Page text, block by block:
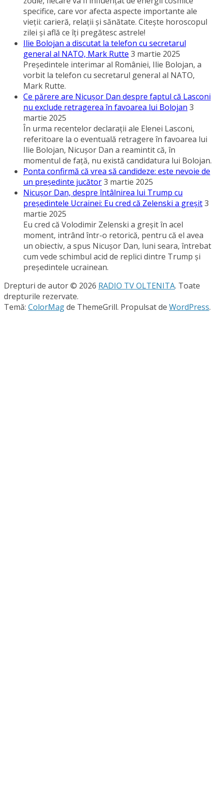
specifice, care vor afecta aspecte importante ale
vieţii: carieră, relaţii şi sănătate. Citeşte horoscopul
zilei şi află ce îţi pregătesc astrele!
Ilie Bolojan a discutat la telefon cu secretarul
general al NATO, Mark Rutte 3 martie 2025
Preşedintele interimar al României, Ilie Bolojan, a
vorbit la telefon cu secretarul general al NATO,
Mark Rutte.
Ce părere are Nicuşor Dan despre faptul că Lasconi
nu exclude retragerea în favoarea lui Bolojan 3
martie 2025
În urma recentelor declaraţii ale Elenei Lasconi,
referitoare la o eventuală retragere în favoarea lui
Ilie Bolojan, Nicuşor Dan a reamintit că, în
momentul de faţă, nu există candidatura lui Bolojan.
Ponta confirmă că vrea să candideze: este nevoie de
un preşedinte jucător3 martie 2025
Nicuşor Dan, despre întâlnirea lui Trump cu
preşedintele Ucrainei: Eu cred că Zelenski a greşit3
martie 2025
Eu cred că Volodimir Zelenski a greşit în acel
moment, intrând într-o retorică, pentru că el avea
un obiectiv, a spus Nicuşor Dan, luni seara, întrebat
cum vede schimbul acid de replici dintre Trump şi
preşedintele ucrainean.
Drepturi de autor © 2026 RADIO TV OLTENITA. Toate
drepturile rezervate.
Temă: ColorMagde ThemeGrill. Propulsat de WordPress.